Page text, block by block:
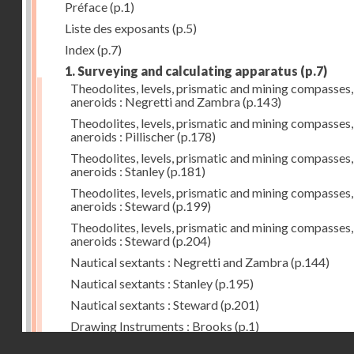
Préface(p.1)
Liste des exposants (p.5)
Index(p.7)
1. Surveying and calculating apparatus (p.7)
Theodolites, levels, prismatic and mining compasses,
aneroids : Negretti and Zambra(p.143)
Theodolites, levels, prismatic and mining compasses,
aneroids : Pillischer(p.178)
Theodolites, levels, prismatic and mining compasses,
aneroids : Stanley(p.181)
Theodolites, levels, prismatic and mining compasses,
aneroids : Steward(p.199)
Theodolites, levels, prismatic and mining compasses,
aneroids : Steward(p.204)
Nautical sextants : Negretti and Zambra(p.144)
Nautical sextants : Stanley(p.195)
Nautical sextants : Steward(p.201)
Drawing Instruments : Brooks (p.1)